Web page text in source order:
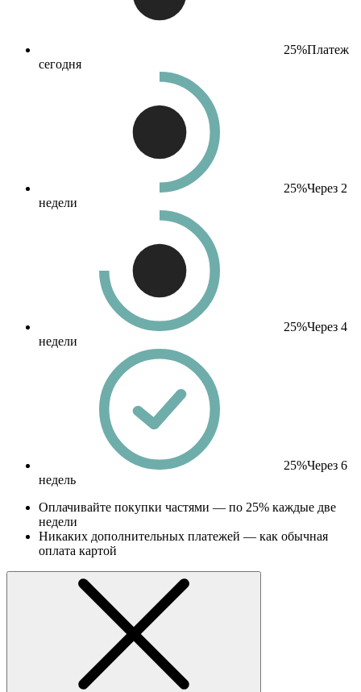
25%Платеж
сегодня
25%Через 2
недели
25%Через 4
недели
25%Через 6
недель
Оплачивайте покупки частями — по 25% каждые две
недели
Никаких дополнительных платежей — как обычная
оплата картой